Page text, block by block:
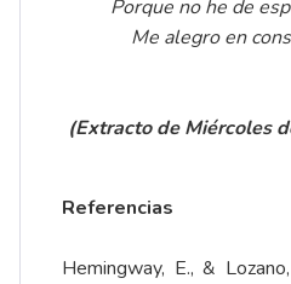
Porque no he de
Me alegro en
(Extracto de Miércoles
Referencias
Hemingway, E., &